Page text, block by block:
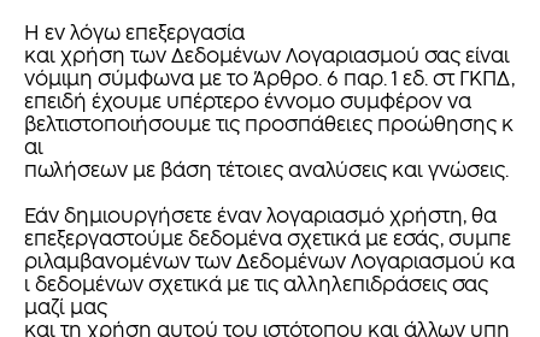
Η εν λόγω επεξεργασία
και χρήση των Δεδομένων Λογαριασμού σας είναι
νόμιμη σύμφωνα με το Άρθρο. 6 παρ. 1 εδ. στ ΓΚΠΔ,
επειδή έχουμε υπέρτερο έννομο συμφέρον να
βελτιστοποιήσουμε τις προσπάθειες προώθησης κ
αι
πωλήσεων με βάση τέτοιες αναλύσεις και γνώσεις.
Εάν δημιουργήσετε έναν λογαριασμό χρήστη, θα
επεξεργαστούμε δεδομένα σχετικά με εσάς, συμπε
ριλαμβανομένων των Δεδομένων Λογαριασμού κα
ι δεδομένων σχετικά με τις αλληλεπιδράσεις σας
μαζί μας
και τη χρήση αυτού του ιστότοπου και άλλων υπη